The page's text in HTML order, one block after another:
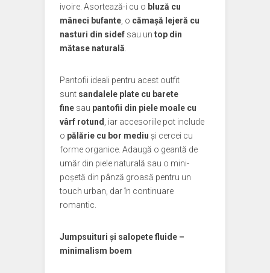
ivoire. Asortează-i cu o bluză cu
mâneci bufante , o cămașă lejeră cu
nasturi din sidef sau un top din
mătase naturală
Pantofii ideali pentru acest outfit
sunt sandalele plate cu barete
fine sau pantofii din piele moale cu
vârf rotund
, iar accesoriile pot include
o pălărie cu bor mediu și cercei cu
forme organice. Adaugă o geantă de
umăr din piele naturală sau o mini-
poșetă din pânză groasă pentru un
touch urban, dar în continuare
romantic.
Jumpsuituri și salopete fluide –
minimalism boem